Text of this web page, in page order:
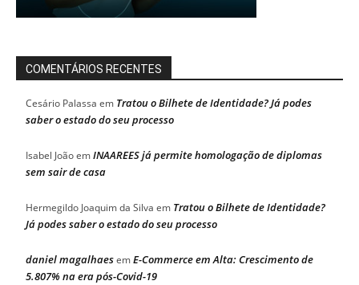
COMENTÁRIOS RECENTES
Cesário Palassa em Tratou o Bilhete de Identidade? Já podes
saber o estado do seu processo
Isabel JoãoemINAAREES já permite homologação de diplomas
sem sair de casa
Hermegildo Joaquim da Silva em Tratou o Bilhete de Identidade?
Já podes saber o estado do seu processo
daniel magalhaesemE-Commerce em Alta: Crescimento de
5.807% na era pós-Covid-19